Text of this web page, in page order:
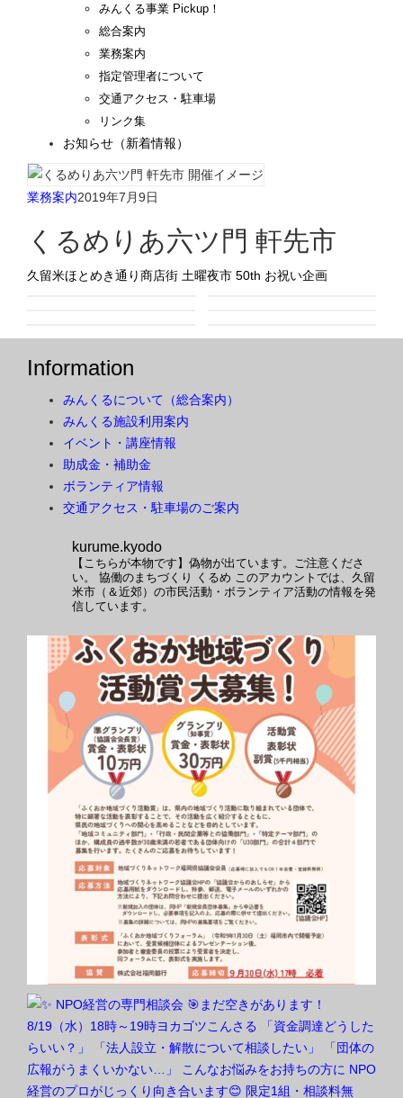
みんくる事業 Pickup！
総合案内
業務案内
指定管理者について
交通アクセス・駐車場
リンク集
お知らせ（新着情報）
業務案内2019年7月9日
くるめりあ六ツ門 軒先市
久留米ほとめき通り商店街 土曜夜市 50th お祝い企画
Information
みんくるについて（総合案内）
みんくる施設利用案内
イベント・講座情報
助成金・補助金
ボランティア情報
交通アクセス・駐車場のご案内
kurume.kyodo
【こちらが本物です】偽物が出ています。ご注意くださ
い。
協働のまちづくり くるめ このアカウントでは、久留
米市（＆近郊）の市民活動・ボランティア活動の情報を発
信しています。